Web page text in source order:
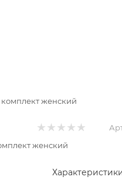
женский
женский